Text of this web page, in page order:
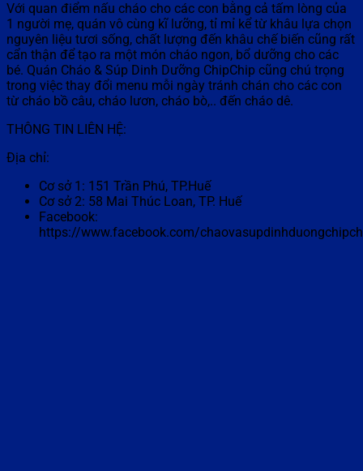
Với quan điểm nấu cháo cho các con bằng cả tấm lòng của
1 người mẹ, quán vô cùng kĩ lưỡng, tỉ mỉ kể từ khâu lựa chọn
nguyên liệu tươi sống, chất lượng đến khâu chế biến cũng rất
cẩn thận để tạo ra một món cháo ngon, bổ dưỡng cho các
bé. Quán Cháo & Súp Dinh Dưỡng ChipChip cũng chú trọng
trong việc thay đổi menu mỗi ngày tránh chán cho các con
từ cháo bồ câu, cháo lươn, cháo bò,.. đến cháo dê.
THÔNG TIN LIÊN HỆ:
Địa chỉ:
Cơ sở 1: 151 Trần Phú, TP.Huế
Cơ sở 2: 58 Mai Thúc Loan, TP. Huế
Facebook:
https://www.facebook.com/